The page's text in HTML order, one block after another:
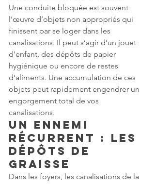
Une conduite bloquée est souvent
l’œuvre d’objets non appropriés qui
finissent par se loger dans les
canalisations. Il peut s’agir d’un jouet
d’enfant, des dépôts de papier
hygiénique ou encore de restes
d’aliments. Une accumulation de ces
objets peut rapidement engendrer un
engorgement total de vos
canalisations.
Un ennemi
récurrent : les
dépôts de
graisse
Dans les foyers, les canalisations de la